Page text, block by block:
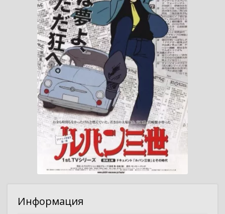
Информация